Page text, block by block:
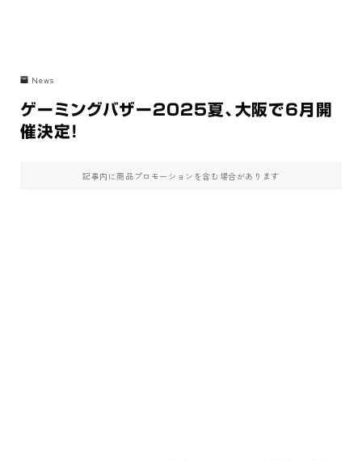
News
ゲーミングバザー2025夏、大阪で6月開
催決定！
記事内に商品プロモーションを含む場合があります